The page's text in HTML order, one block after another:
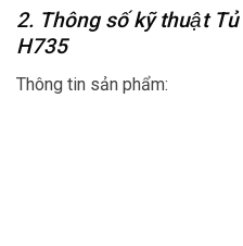
2. Thông số kỹ thuật Tủ
H735
Thông tin sản phẩm: